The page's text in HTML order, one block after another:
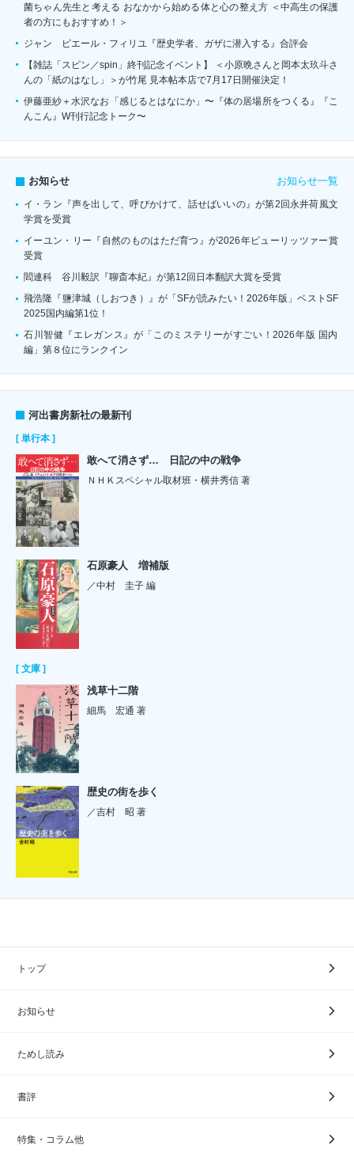
菌ちゃん先生と考える おなかから始める体と心の整え方 ＜中高生の保護
者の方にもおすすめ！＞
ジャン゠ピエール・フィリユ『歴史学者、ガザに潜入する』合評会
【雑誌「スピン／spin」終刊記念イベント】 ＜小原晩さんと岡本太玖斗さ
んの「紙のはなし」＞が竹尾 見本帖本店で7月17日開催決定！
伊藤亜紗＋水沢なお「感じるとはなにか」〜『体の居場所をつくる』『こ
んこん』W刊行記念トーク〜
お知らせ お知らせ一覧
イ・ラン『声を出して、呼びかけて、話せばいいの』が第2回永井荷風文
学賞を受賞
イーユン・リー『自然のものはただ育つ』が2026年ピューリッツァー賞
受賞
閻連科 谷川毅訳『聊斎本紀』が第12回日本翻訳大賞を受賞
飛浩隆『鹽津城（しおつき）』が「SFが読みたい！2026年版」ベストSF
2025国内編第1位！
石川智健『エレガンス』が「このミステリーがすごい！2026年版 国内
編」第８位にランクイン
河出書房新社の最新刊
[ 単行本 ]
敢へて消さず… 日記の中の戦争
ＮＨＫスペシャル取材班・横井秀信 著
石原豪人 増補版
／中村 圭子 編
[ 文庫 ]
浅草十二階
細馬 宏通 著
歴史の街を歩く
／吉村 昭 著
トップ
お知らせ
ためし読み
書評
特集・コラム他